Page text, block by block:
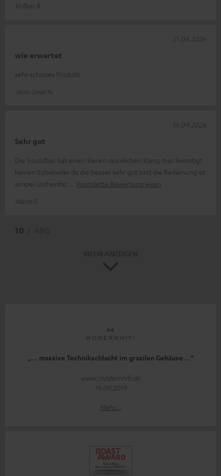
Volker B.
wie erwartet
sehr schönes Produkt
Jens-Uwe N.
21.04.2026
Sehr gut
Die Soundbar hat einen klaren räumlichen Klang man benötigt
keinen Subwoofer da die besser sehr gut sind die Bedienung ist
simpel und einfac
Komplette Bewertung lesen
Mario P.
16.04.2026
„… massive Technikschlacht im grazilen Gehäuse …“
www.modernhifi.de
19.09.2019
Mehr...